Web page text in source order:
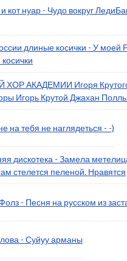
кот нуар - Чудо вокруг
длиные косички - У моей
ХОР АКАДЕМИИ Игоря
Игорь Крутой Джахан
на тебя не наглядеться - -)
дискотека - Замела
стелется пеленой. Нравятся
- Песня на русском из
- Суйуу арманы